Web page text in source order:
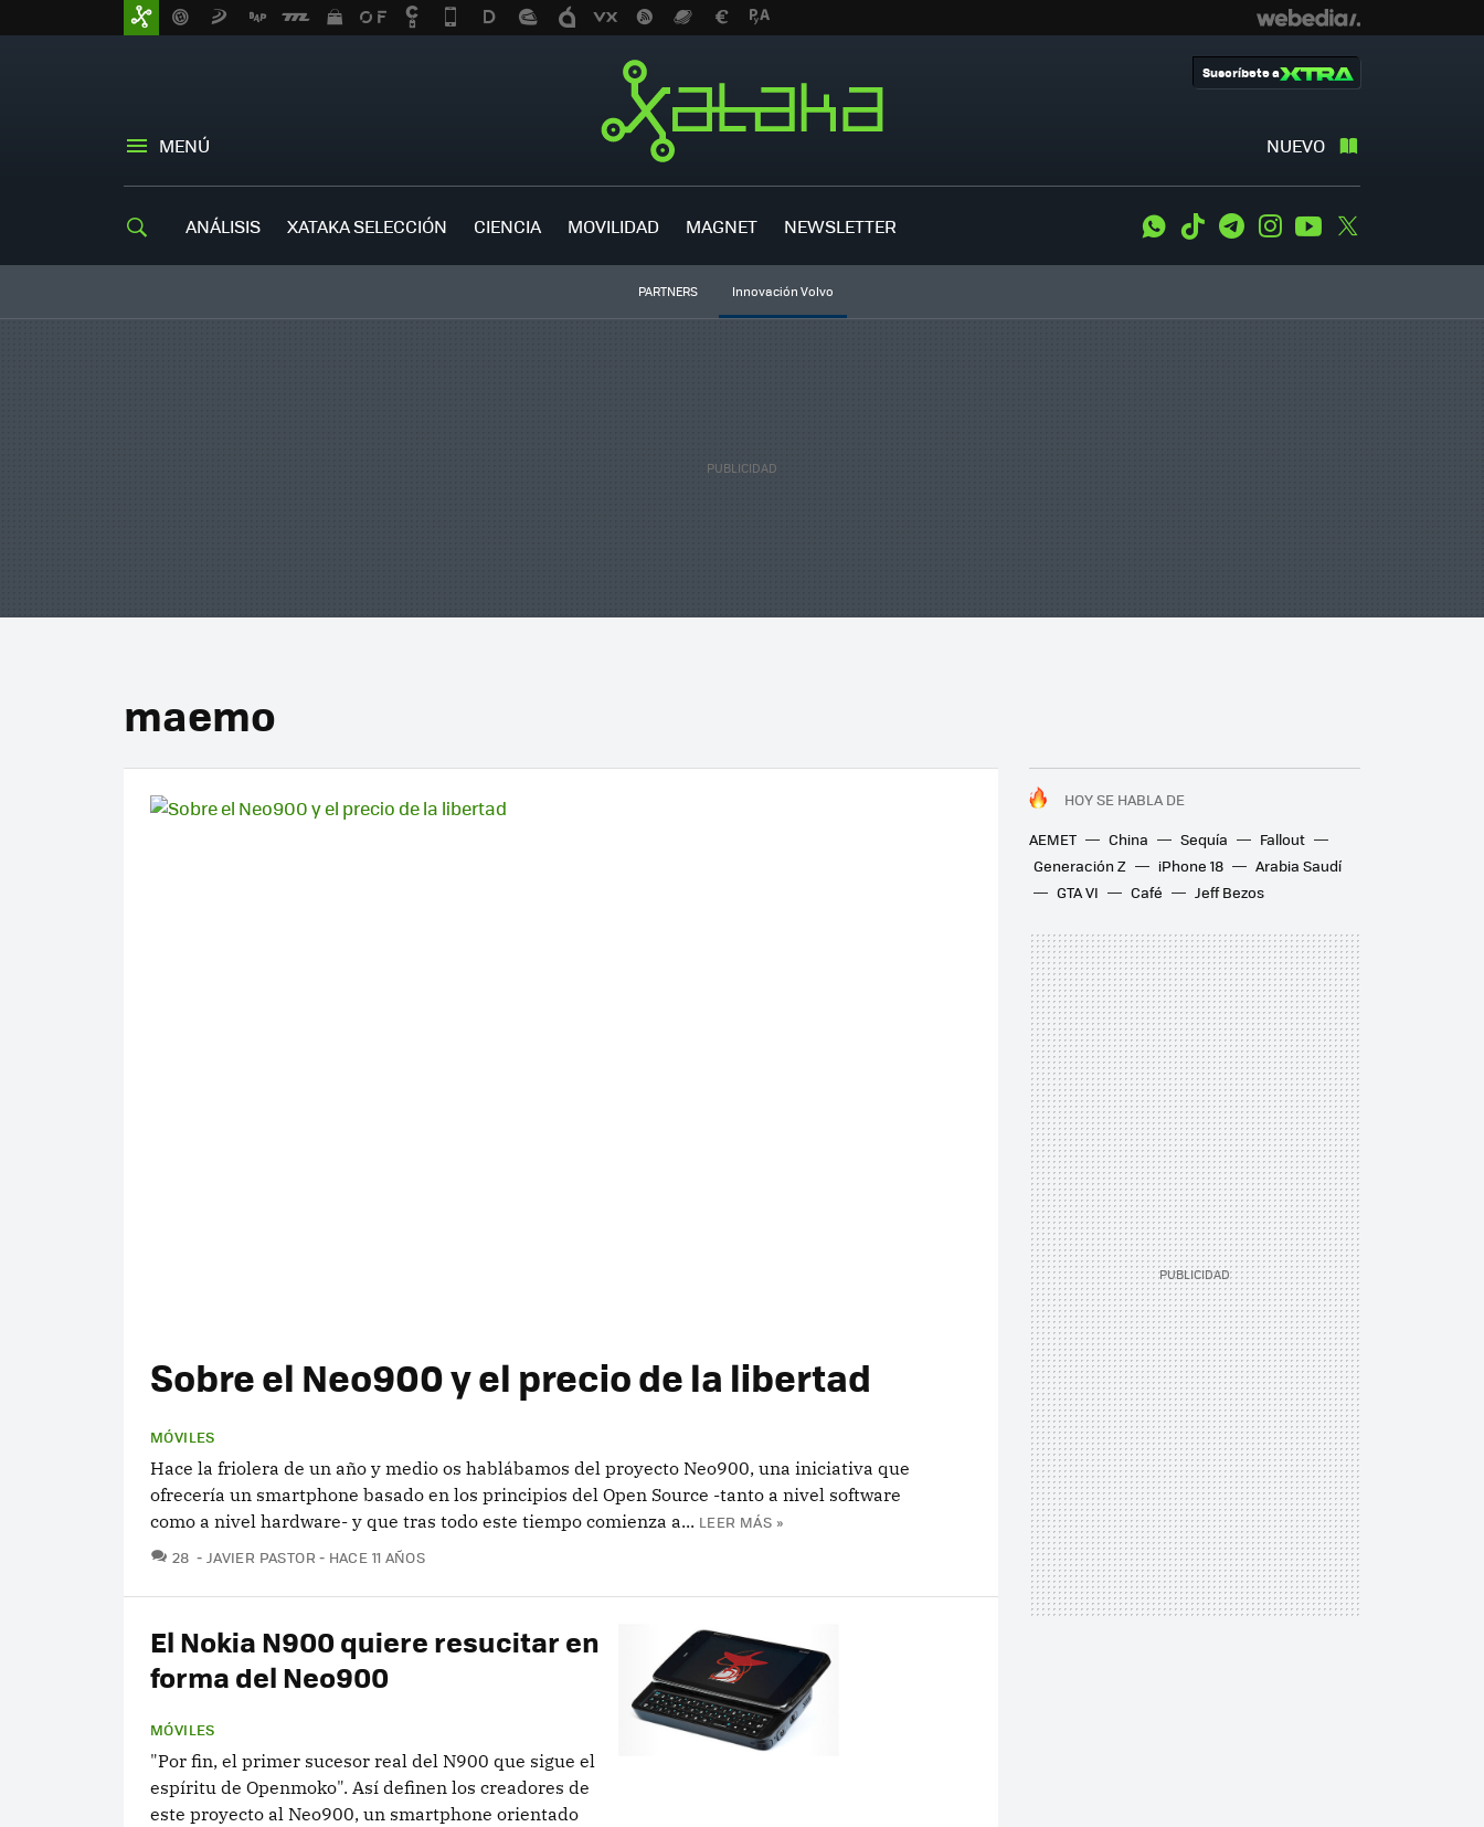
MENÚ NUEVO
Suscríbete a
ANÁLISIS XATAKA SELECCIÓN CIENCIA MOVILIDAD MAGNET NEWSLETTER WhatsApp
Tiktok TelegramInstagramYoutube
PARTNERS Innovación Volvo
maemo
HOY SE HABLA DE
AEMET
China Sequía
Fallout
Generación Z
iPhone 18
Arabia Saudí
GTA VI
Café Jeff Bezos
Sobre el Neo900 y el precio de la libertad
MÓVILES
Hace la friolera de un año y medio os hablábamos del proyecto Neo900, una iniciativa que
ofrecería un smartphone basado en los principios del Open Source -tanto a nivel software
como a nivel hardware- y que tras todo este tiempo comienza a... LEER MÁS »
28 COMENTARIOS
JAVIER PASTOR HACE 11 AÑOS
El Nokia N900 quiere resucitar en
forma del Neo900
MÓVILES
"Por fin, el primer sucesor real del N900 que sigue el
espíritu de Openmoko". Así definen los creadores de
este proyecto al Neo900, un smartphone orientado